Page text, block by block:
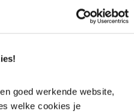
goed werkende website,
welke cookies je